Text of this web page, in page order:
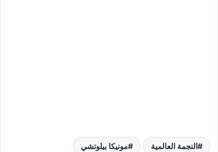
النجمة العالمية مونيكا بيلوتشي